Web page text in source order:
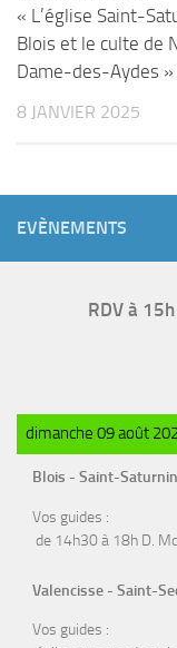
« L’église Saint-
Blois et le culte de
Dame-des-Aydes »
8 JANVIER 2025
EVÈNEMENTS
RDV à
dimanche 09 août
Blois - Saint-Saturnin
Vos guides :
de 14h30 à 18h D.
Valencisse - Saint-
Vos guides :